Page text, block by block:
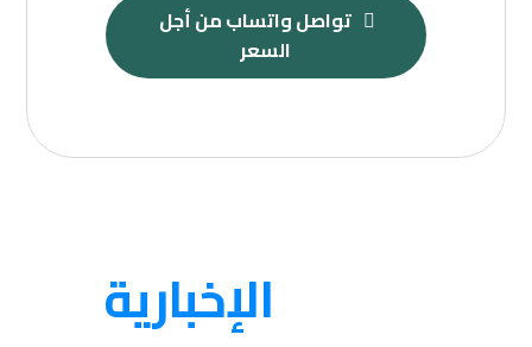
تواصل واتساب من أجل
السعر
الإخبارية